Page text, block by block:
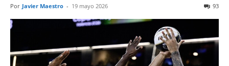
Por Javier Maestro - 19 mayo 2026 93